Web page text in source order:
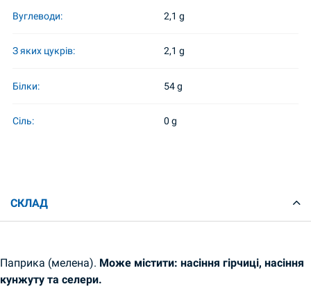
Вуглеводи: 2,1 g
З яких цукрів: 2,1 g
Білки: 54 g
Сіль: 0 g
СКЛАД
Паприка (мелена). Може містити: насіння гірчиці, насіння
кунжуту та селери.